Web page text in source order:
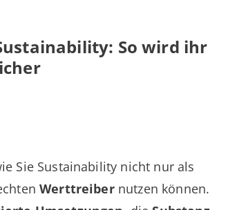
So wird ihr
Sie Sustainability nicht nur als
Werttreibernutzen können.